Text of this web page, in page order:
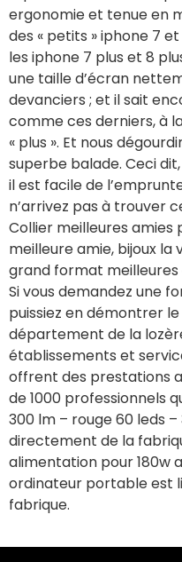
ergonomie et tenue en
des « petits » iphone 7
les iphone 7 plus et 8
une taille d’écran
devanciers ; et il sait
comme ces derniers, à
« plus ». Et nous
superbe balade. Ceci
il est facile de
n’arrivez pas à trouver
Collier meilleures amies
meilleure amie, bijoux la
grand format meilleures
Si vous demandez une
puissiez en démontrer
département de la
établissements et
offrent des prestations
de 1000 professionnels
300 lm – rouge 60 leds
directement de la
alimentation pour 180w
ordinateur portable est
fabrique.